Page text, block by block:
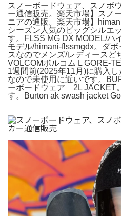
スノーボードウェア、スノボ
ー通信販売。楽天市場】スノ
ニアの通販。楽天市場】
シーズン人気のビッグシルエ
す。FLSS MG DX MODEL/ハ
モデル/himani-flssmgdx。ダ
スなのでメンズ/レディースど
VOLCOMボルコム L GORE-
1週間前(2025年11月)に購入
なので未使用に近いです。
ーボードウェア 2L JACKET
す。Burton ak swash jacket